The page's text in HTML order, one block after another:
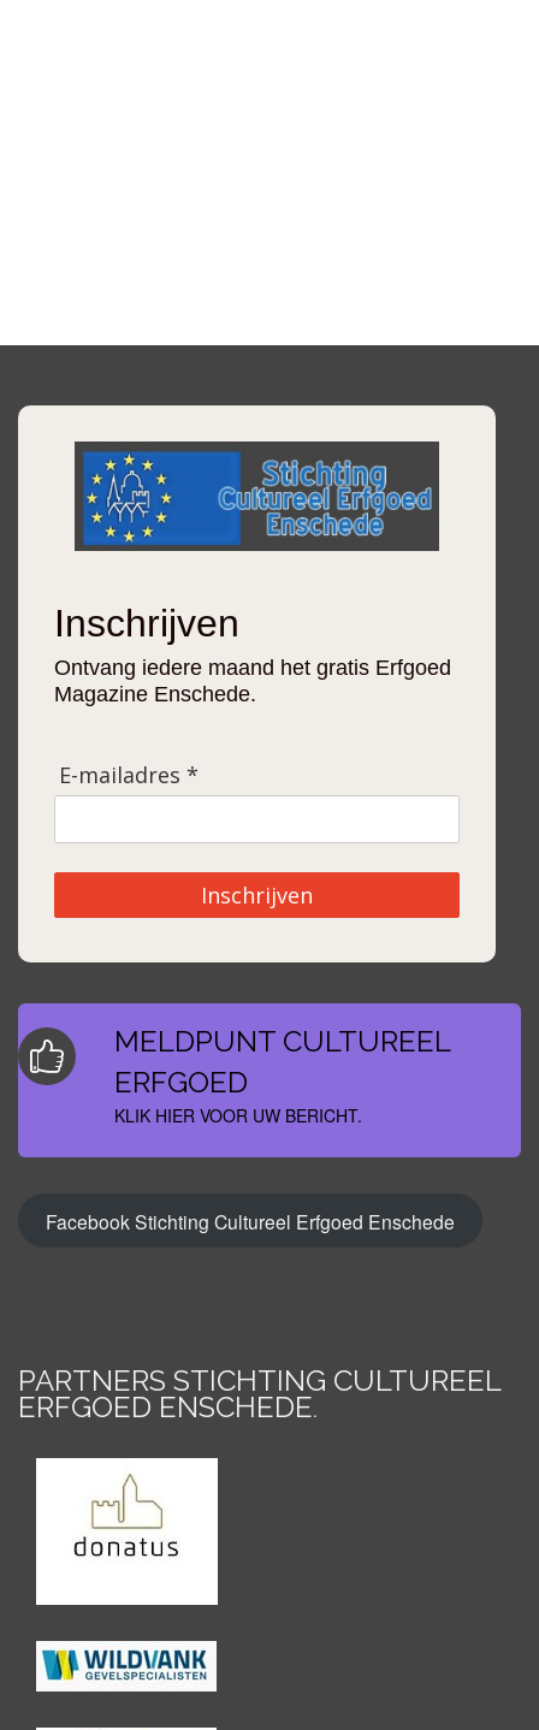
Inschrijven
Ontvang iedere maand het gratis Erfgoed
Magazine Enschede.
E-mailadres *
Inschrijven
MELDPUNT CULTUREEL
ERFGOED
KLIK HIER VOOR UW BERICHT.
Facebook Stichting Cultureel Erfgoed Enschede
PARTNERS STICHTING CULTUREEL
ERFGOED ENSCHEDE.